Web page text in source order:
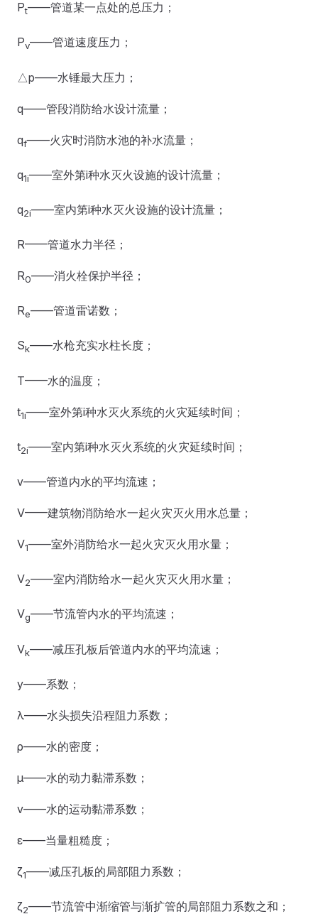
Pt——管道某一点处的总压力；
Pv——管道速度压力；
△p——水锤最大压力；
q——管段消防给水设计流量；
qf——火灾时消防水池的补水流量；
q1i——室外第i种水灭火设施的设计流量；
q2i——室内第i种水灭火设施的设计流量；
R——管道水力半径；
R0——消火栓保护半径；
Re——管道雷诺数；
Sk——水枪充实水柱长度；
T——水的温度；
t1i——室外第i种水灭火系统的火灾延续时间；
t2i——室内第i种水灭火系统的火灾延续时间；
v——管道内水的平均流速；
V——建筑物消防给水一起火灾灭火用水总量；
V1——室外消防给水一起火灾灭火用水量；
V2——室内消防给水一起火灾灭火用水量；
Vg——节流管内水的平均流速；
Vk——减压孔板后管道内水的平均流速；
y——系数；
λ——水头损失沿程阻力系数；
ρ——水的密度；
μ——水的动力黏滞系数；
v——水的运动黏滞系数；
ε——当量粗糙度；
ζ1——减压孔板的局部阻力系数；
ζ2——节流管中渐缩管与渐扩管的局部阻力系数之和；